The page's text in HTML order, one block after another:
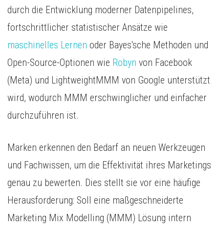
durch die Entwicklung moderner Datenpipelines,
fortschrittlicher statistischer Ansätze wie
maschinelles Lernen oder Bayes'sche Methoden und
Open-Source-Optionen wie Robyn von Facebook
(Meta) und LightweightMMM von Google unterstützt
wird, wodurch MMM erschwinglicher und einfacher
durchzuführen ist.
Marken erkennen den Bedarf an neuen Werkzeugen
und Fachwissen, um die Effektivität ihres Marketings
genau zu bewerten. Dies stellt sie vor eine häufige
Herausforderung: Soll eine maßgeschneiderte
Marketing Mix Modelling (MMM) Lösung intern